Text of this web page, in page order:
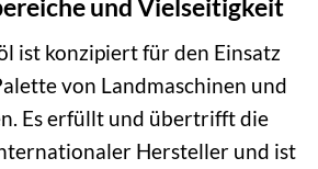
und Vielseitigkeit
ist konzipiert für den Einsatz
von Landmaschinen und
Es erfüllt und übertrifft die
Hersteller und ist